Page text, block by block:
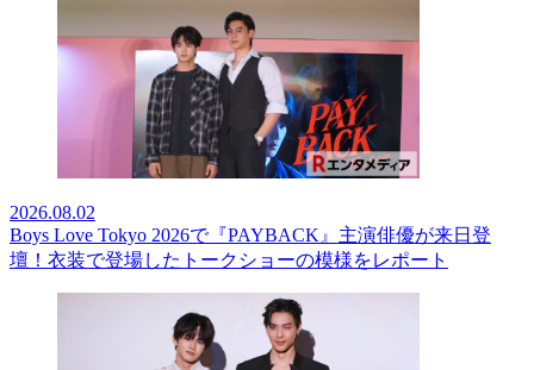
2026.08.02
Boys Love Tokyo 2026で『PAYBACK』主演俳優が来日登
壇！衣装で登場したトークショーの模様をレポート